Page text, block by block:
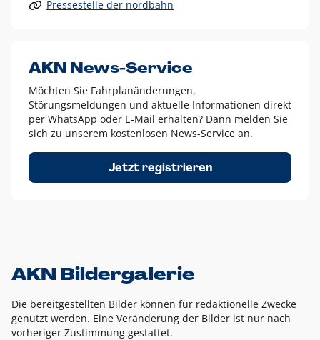
Alle anderen Logo-Varianten dürfen nur in Ausnahmefällen
Diese Ausnahmen sind zum Beispiel:
dem AKN Blau,
weißes Logo auf Fotohintergründen,
schwarzes Logo für reine Schwarz-Weiß-Umsetzungen
Um das Logo herum muss ein Schutzraum von jeweils einer
Höhe bzw. Breite des N aus AKN in alle Richtungen
Pressestelle der nordbahn
AKN News-Service
Möchten Sie Fahrplanänderungen,
Störungsmeldungen und aktuelle Informationen direkt
per WhatsApp oder E-Mail erhalten? Dann melden Sie
sich zu unserem kostenlosen News-Service an.
Jetzt registrieren
AKN Bildergalerie
Die bereitgestellten Bilder können für redaktionelle Zwecke
genutzt werden. Eine Veränderung der Bilder ist nur nach
vorheriger Zustimmung gestattet.